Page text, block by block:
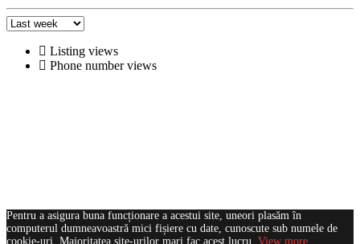
Listing views
Phone number views
Pentru a asigura buna funcționare a acestui site, uneori plasăm în
computerul dumneavoastră mici fișiere cu date, cunoscute sub numele de
cookie-uri. Majoritatea site-urilor mari fac acest lucru. View more